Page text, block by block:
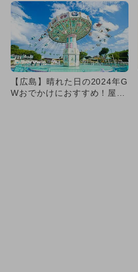
【広島】晴れた日の2024年G
Wおでかけにおすすめ！屋外